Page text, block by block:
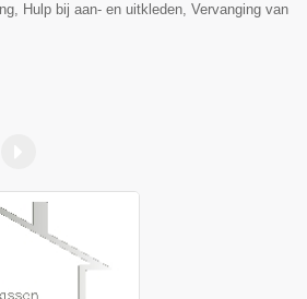
Hulp bij aan- en uitkleden, Vervanging van